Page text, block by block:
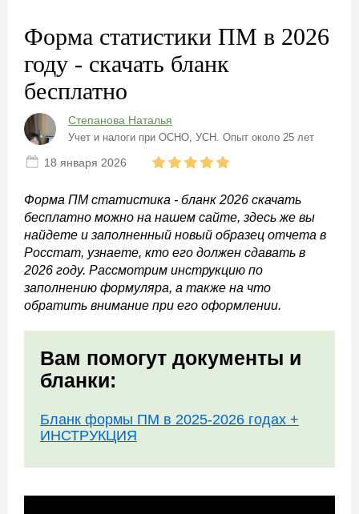
Форма статистики ПМ в 2026
году - скачать бланк
бесплатно
Степанова Наталья
Учет и налоги при ОСНО, УСН. Опыт около 25 лет
18 января 2026
Форма ПМ статистика - бланк 2026 скачать
бесплатно можно на нашем сайте, здесь же вы
найдете и заполненный новый образец отчета в
Росстат, узнаете, кто его должен сдавать в
2026 году. Рассмотрим инструкцию по
заполнению формуляра, а также на что
обратить внимание при его оформлении.
Вам помогут документы и
бланки:
Бланк формы ПМ в 2025-2026 годах +
ИНСТРУКЦИЯ